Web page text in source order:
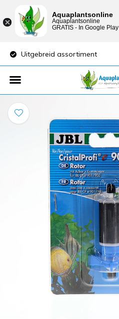
Uitgebreid assortiment
Aquaplantsonline
Aquaplantsonline
GRATIS - In Google Play